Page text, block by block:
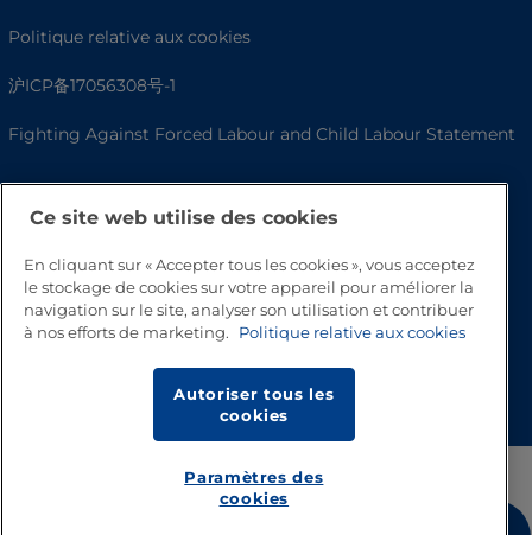
Politique relative aux cookies
沪ICP备17056308号-1
Fighting Against Forced Labour and Child Labour Statement
Ce site web utilise des cookies
En cliquant sur « Accepter tous les cookies », vous acceptez
le stockage de cookies sur votre appareil pour améliorer la
navigation sur le site, analyser son utilisation et contribuer
à nos efforts de marketing.
Politique relative aux cookies
Autoriser tous les
cookies
Paramètres des
cookies